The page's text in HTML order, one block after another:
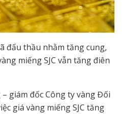
đấu thầu nhằm tăng cung,
miếng SJC vẫn tăng điên
giám đốc Công ty vàng Đối
giá vàng miếng SJC tăng